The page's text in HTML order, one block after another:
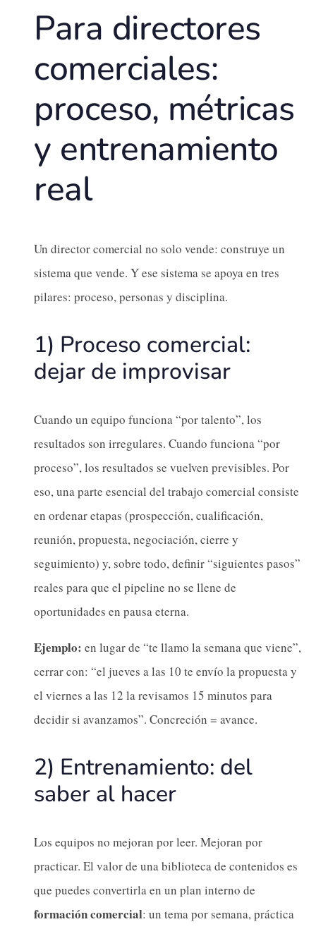
Para directores
comerciales:
proceso, métricas
y entrenamiento
real
Un director comercial no solo vende: construye un
sistema que vende. Y ese sistema se apoya en tres
pilares: proceso, personas y disciplina.
1) Proceso comercial:
dejar de improvisar
Cuando un equipo funciona “por talento”, los
resultados son irregulares. Cuando funciona “por
proceso”, los resultados se vuelven previsibles. Por
eso, una parte esencial del trabajo comercial consiste
en ordenar etapas (prospección, cualificación,
reunión, propuesta, negociación, cierre y
seguimiento) y, sobre todo, definir “siguientes pasos”
reales para que el pipeline no se llene de
oportunidades en pausa eterna.
Ejemplo: en lugar de “te llamo la semana que viene”,
cerrar con: “el jueves a las 10 te envío la propuesta y
el viernes a las 12 la revisamos 15 minutos para
decidir si avanzamos”. Concreción = avance.
2) Entrenamiento: del
saber al hacer
Los equipos no mejoran por leer. Mejoran por
practicar. El valor de una biblioteca de contenidos es
que puedes convertirla en un plan interno de
formación comercial: un tema por semana, práctica